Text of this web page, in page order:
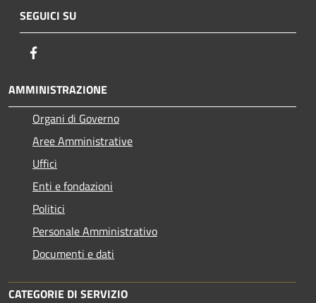
SEGUICI SU
AMMINISTRAZIONE
Organi di Governo
Aree Amministrative
Uffici
Enti e fondazioni
Politici
Personale Amministrativo
Documenti e dati
CATEGORIE DI SERVIZIO